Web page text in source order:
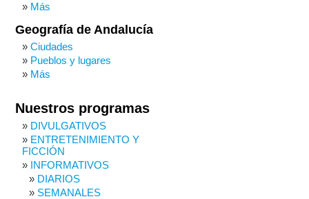
Más
Geografía de Andalucía
Ciudades
Pueblos y lugares
Más
Nuestros programas
DIVULGATIVOS
ENTRETENIMIENTO Y
FICCIÓN
INFORMATIVOS
DIARIOS
SEMANALES